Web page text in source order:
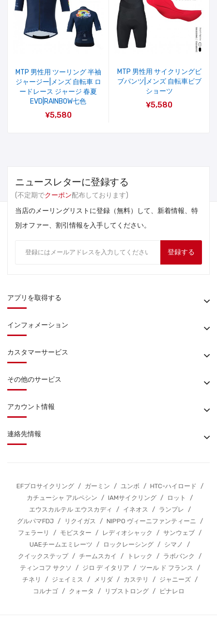
MTP 男性用 ツーリング 半袖
ジャージー|メンズ 自転車 ロ
ードレース ジャージ 春夏
EVD|RAINBOW七色
¥5,580
MTP 男性用 サイクリングビ
ブパンツ|メンズ 自転車ビブ
ショーツ
¥5,580
ニュースレターに登録する
(不定期でクーポン配布しております)
当店のメーリングリストに登録（無料）して、新着情報、特
別オファー、割引情報を入手してください。
登録する
アプリを取得する
インフォメーション
カスタマーサービス
その他のサービス
アカウント情報
連絡先情報
EFプロサイクリング / ガーミン / ユンボ / HTC-ハイロード
/
カチューシャ アルペシン
/ IAMサイクリング / ロット
/
エウスカルテル エウスカディ
/ イネオス / ランプレ
/
グルパマFDJ
/ リクイガス / NIPPO ヴィーニファンティーニ
/
フェラーリ
/ モビスター / レディオシャック / サンウェブ /
UAEチームエミレーツ
/ ロックレーシング / シマノ
/
クイックステップ / チームスカイ / トレック / ラボバンク
/
ティンコフ サクソ
/ ジロ デ イタリア / ツール ド フランス
/
チネリ
/ ジェイミス / メリダ / カステリ / ジャニーズ
/
コルナゴ
/ クォータ / リブストロング / ピナレロ